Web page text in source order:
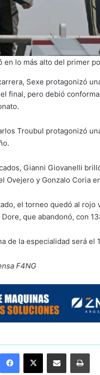
en lo más alto del primer
Sexe protagonizó
final, pero debió
Troubul protagonizó
Gianni Giovanelli
Ovejero y Gonzalo Coria
el torneo quedó al rojo
que abandonó, con
de la especialidad será el
F4NG
Facebook
X Compartir por Email